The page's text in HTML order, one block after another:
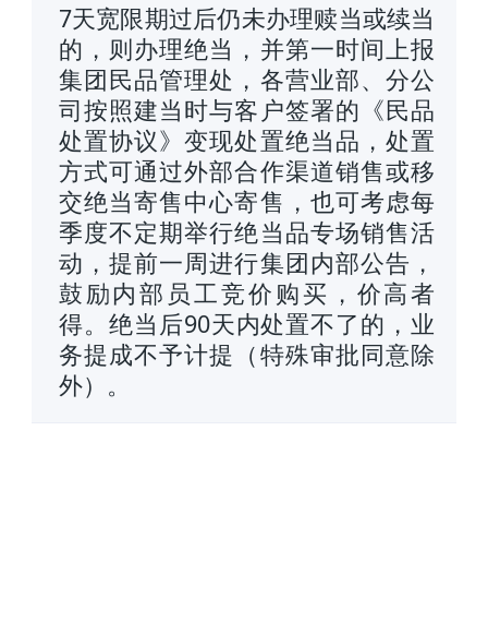
7天宽限期过后仍未办理赎当或续当
的，则办理绝当，并第一时间上报
集团民品管理处，各营业部、分公
司按照建当时与客户签署的《民品
处置协议》变现处置绝当品，处置
方式可通过外部合作渠道销售或移
交绝当寄售中心寄售，也可考虑每
季度不定期举行绝当品专场销售活
动，提前一周进行集团内部公告，
鼓励内部员工竞价购买，价高者
得。绝当后90天内处置不了的，业
务提成不予计提（特殊审批同意除
外）。